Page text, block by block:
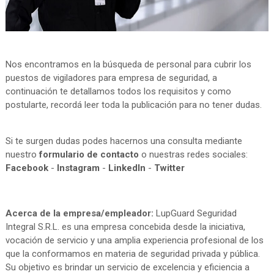
Nos encontramos en la búsqueda de personal para cubrir los
puestos de vigiladores para empresa de seguridad, a
continuación te detallamos todos los requisitos y como
postularte, recordá leer toda la publicación para no tener dudas.
Si te surgen dudas podes hacernos una consulta mediante
nuestroformulario de contacto o nuestras redes sociales:
Facebook- Instagram - LinkedIn - Twitter
Acerca de la empresa/empleador: LupGuard Seguridad
Integral S.R.L. es una empresa concebida desde la iniciativa,
vocación de servicio y una amplia experiencia profesional de los
que la conformamos en materia de seguridad privada y pública.
Su objetivo es brindar un servicio de excelencia y eficiencia a